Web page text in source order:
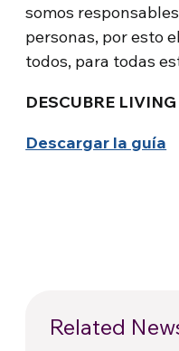
somos
personas, por esto
todos, para todas
DESCUBRE
Descargar la guía
Related